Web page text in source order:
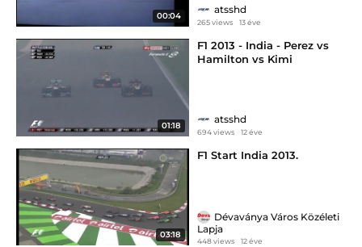
00:04
atsshd
265 views 13 éve
01:18
F1 2013 - India - Perez vs
Hamilton vs Kimi
atsshd
694 views 12 éve
03:18
F1 Start India 2013.
Dévaványa Város Közéleti
Lapja
448 views 12 éve